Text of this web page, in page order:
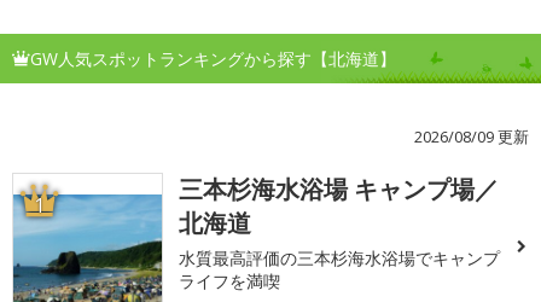
GW人気スポットランキングから探す【北海道】
2026/08/09 更新
1
三本杉海水浴場 キャンプ場／
北海道
水質最高評価の三本杉海水浴場でキャンプ
ライフを満喫